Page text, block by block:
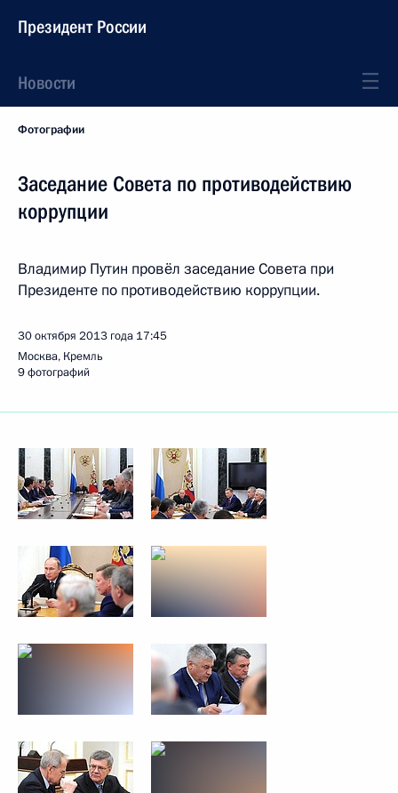
Президент России
Новости
Фотографии
Заседание Совета по противодействию
коррупции
Владимир Путин провёл заседание Совета при
Президенте по противодействию коррупции.
30 октября 2013 года 17:45
Москва, Кремль
9 фотографий